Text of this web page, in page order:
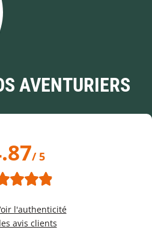
AVENTURIERS
/ 5
l'authenticité
avis clients